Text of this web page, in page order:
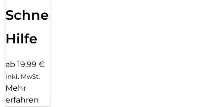
Schnelle
Hilfe
ab 19,99 €
inkl. MwSt.
Mehr
erfahren